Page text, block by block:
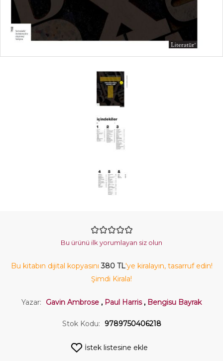
Bu ürünü ilk yorumlayan siz olun
Bu kitabın dijital kopyasını380 TL'ye kiralayın, tasarruf edin!
Şimdi Kirala!
Yazar: Gavin Ambrose , Paul Harris , Bengisu Bayrak
Stok Kodu: 9789750406218
İstek listesine ekle